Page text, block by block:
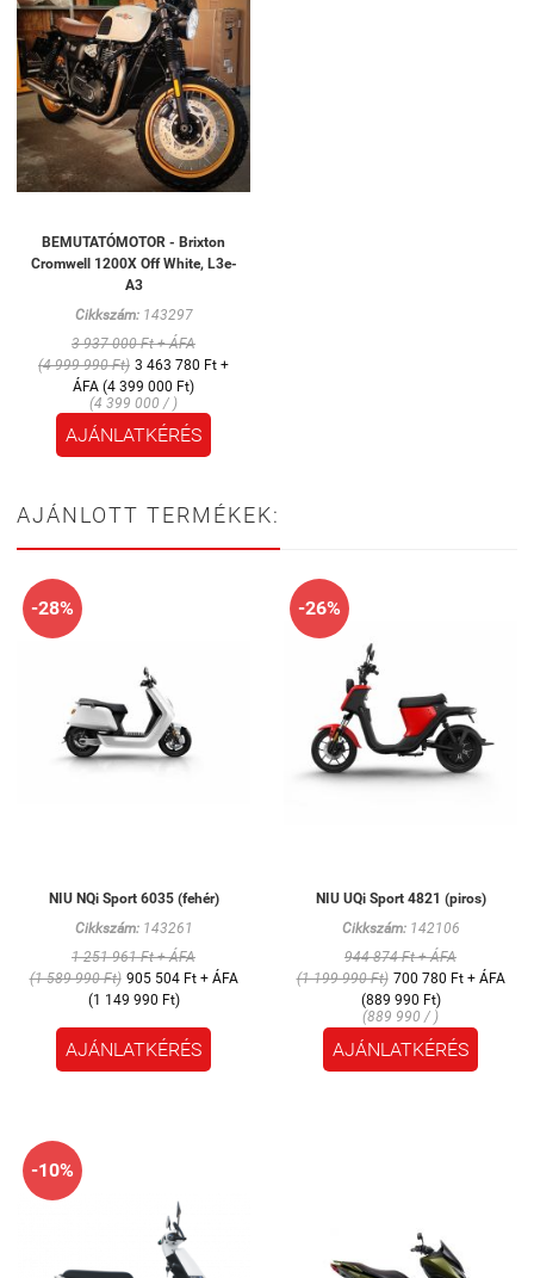
BEMUTATÓMOTOR - Brixton
Cromwell 1200X Off White, L3e-
A3
Cikkszám:143297
3 937 000 Ft + ÁFA
(4 999 990 Ft) 3 463 780 Ft +
ÁFA (4 399 000 Ft)
(4 399 000 / )
AJÁNLATKÉRÉS
AJÁNLOTT TERMÉKEK:
-28%
NIU NQi Sport 6035 (fehér)
Cikkszám:143261
1 251 961 Ft + ÁFA
(1 589 990 Ft) 905 504 Ft + ÁFA
(1 149 990 Ft)
AJÁNLATKÉRÉS
-26%
NIU UQi Sport 4821 (piros)
Cikkszám:142106
944 874 Ft + ÁFA
(1 199 990 Ft) 700 780 Ft + ÁFA
(889 990 Ft)
(889 990 / )
AJÁNLATKÉRÉS
-10%